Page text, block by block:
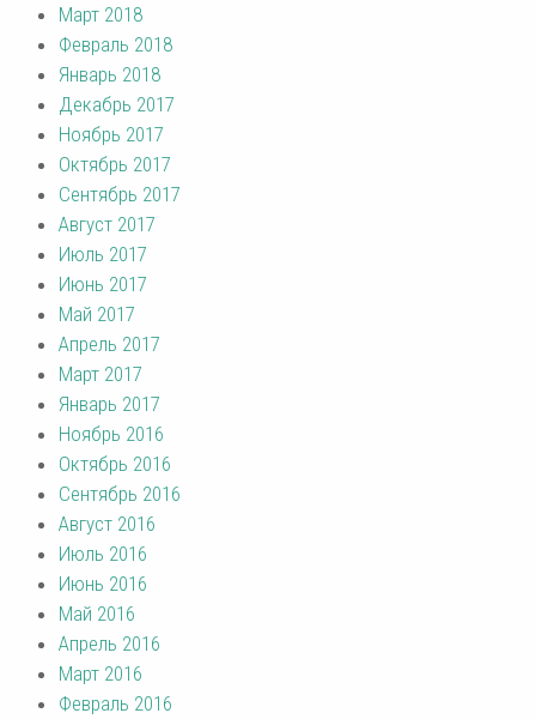
Март 2018
Февраль 2018
Январь 2018
Декабрь 2017
Ноябрь 2017
Октябрь 2017
Сентябрь 2017
Август 2017
Июль 2017
Июнь 2017
Май 2017
Апрель 2017
Март 2017
Январь 2017
Ноябрь 2016
Октябрь 2016
Сентябрь 2016
Август 2016
Июль 2016
Июнь 2016
Май 2016
Апрель 2016
Март 2016
Февраль 2016